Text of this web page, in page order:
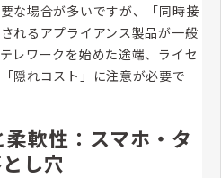
な場合が多いですが、「同時接
れるアプライアンス製品が一般
レワークを始めた途端、ライセ
隠れコスト」に注意が必要で
軟性：スマホ・タ
し穴